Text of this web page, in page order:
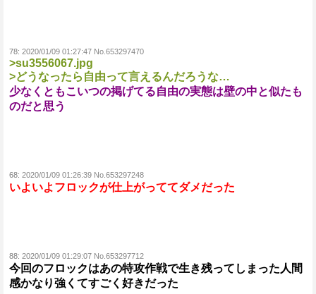
78: 2020/01/09 01:27:47 No.653297470
>su3556067.jpg
>どうなったら自由って言えるんだろうな…
少なくともこいつの掲げてる自由の実態は壁の中と似たも
のだと思う
68: 2020/01/09 01:26:39 No.653297248
いよいよフロックが仕上がっててダメだった
88: 2020/01/09 01:29:07 No.653297712
今回のフロックはあの特攻作戦で生き残ってしまった人間
感かなり強くてすごく好きだった